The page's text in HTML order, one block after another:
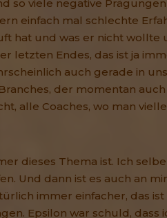
so viele negative
einfach mal schlechte
hat und was er nicht wollte
letzten Endes, das ist ja
auch gerade in
der momentan
alle Coaches, wo man
dieses Thema ist. Ich
Und dann ist es auch an
immer einfacher, das
Epsilon war schuld, dass